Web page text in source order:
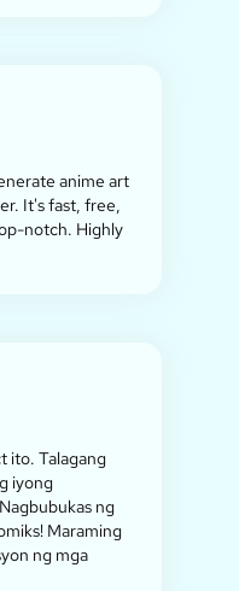
anime art
It's fast, free,
notch. Highly
ito. Talagang
iyong
ng
Maraming
ng mga